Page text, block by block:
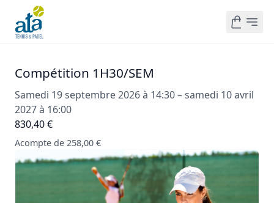
Compétition 1H30/SEM
Samedi 19 septembre 2026 à 14:30 – samedi 10 avril
2027 à 16:00
830,40 €
Acompte de 258,00 €